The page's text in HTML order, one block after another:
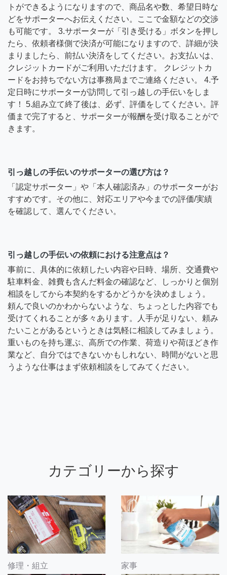
トができるようになりますので、商品名や数、希望日時な
どをサポーターへお伝えください。ここで金額などの交渉
も可能です。 3.サポーターが「引き受ける」ボタンを押し
たら、依頼者様側で決済が可能になりますので、詳細が決
まりましたら、前払い決済をしてください。お支払いは、
クレジットカードがご利用いただけます。 クレジットカ
ードをお持ちでない方は事務局までご連絡ください。 4.予
定日時にサポーターが訪問して引っ越しの手伝いをしま
す！ 5.組み立て終了後は、必ず、評価をしてください。評
価まで完了すると、サポーターが報酬を受け取ることがで
きます。
引っ越しの手伝いのサポーターの選び方は？
「認定サポーター」や「本人確認済み」のサポーターがお
すすめです。その他に、対応エリアや今までの評価/実績
を確認して、選んでください。
引っ越しの手伝いの依頼における注意点は？
事前に、具体的に依頼したい内容や日時、場所、交通費や
駐車料金、雑費も含んだ料金の確認など、しっかりと個別
相談をしてから本契約をするかどうかを決めましょう。
頼んで良いのかわからないような、ちょっとした内容でも
受けてくれることが多々あります。人手が足りない、頼み
たいことがあるというときは気軽に相談してみましょう。
重いものを持ち運ぶ、高所での作業、荷造りや荷ほどき作
業など、自分ではできないかもしれない、時間がないと思
うような仕事はまず依頼相談をしてみてください。
カテゴリーから探す
修理・組立 家事